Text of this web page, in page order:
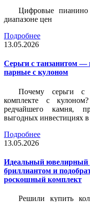
Цифровые пианино
диапазоне цен
Подробнее
13.05.2026
Серьги с танзанитом —
парные с кулоном
Почему серьги с
комплекте с
редчайшего камня,
выгодных инвестициях
Подробнее
13.05.2026
Идеальный ювелирный
бриллиантом и
роскошный комплект
Решили купить